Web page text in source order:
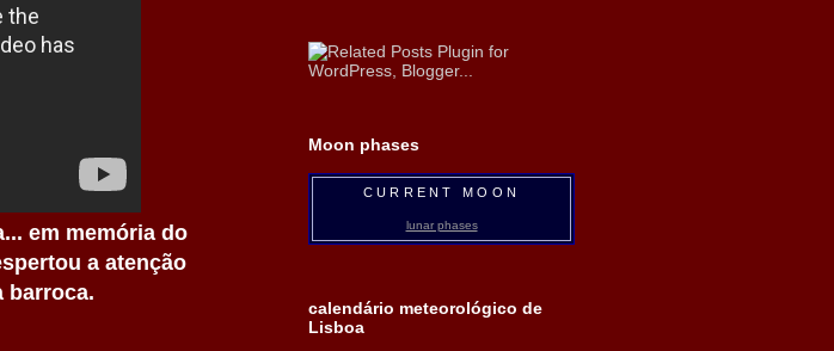
em memória do
a atenção
barroca.
Moon phases
CURRENT MOON
lunar phases
calendário meteorológico de
Lisboa